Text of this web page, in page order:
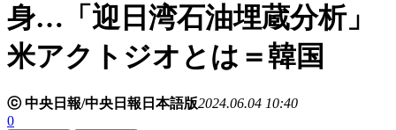
身…「迎日湾石油埋蔵分析」
米アクトジオとは＝韓国
ⓒ 中央日報/中央日報日本語版2024.06.04 10:40
0